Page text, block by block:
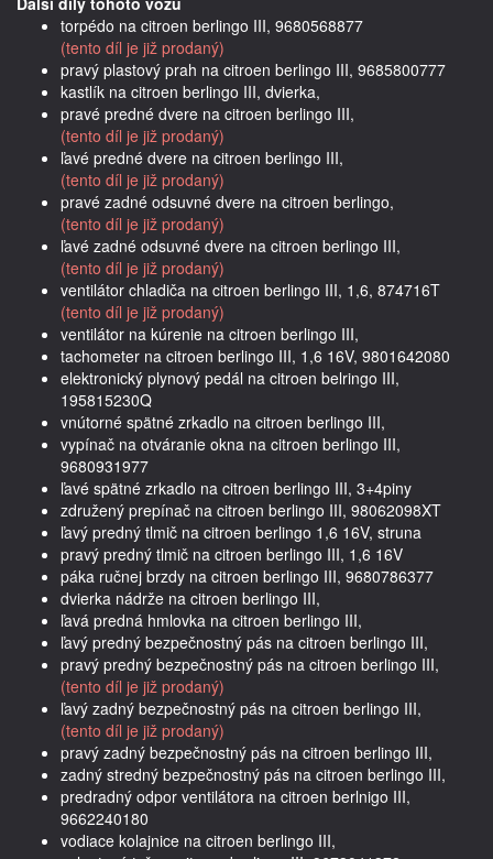
torpédo na citroen berlingo III, 9680568877
(tento díl je již prodaný)
pravý plastový prah na citroen berlingo III, 9685800777
kastlík na citroen berlingo III, dvierka,
pravé predné dvere na citroen berlingo III,
(tento díl je již prodaný)
ľavé predné dvere na citroen berlingo III,
(tento díl je již prodaný)
pravé zadné odsuvné dvere na citroen berlingo,
(tento díl je již prodaný)
ľavé zadné odsuvné dvere na citroen berlingo III,
(tento díl je již prodaný)
ventilátor chladiča na citroen berlingo III, 1,6, 874716T
(tento díl je již prodaný)
ventilátor na kúrenie na citroen berlingo III,
tachometer na citroen berlingo III, 1,6 16V, 9801642080
elektronický plynový pedál na citroen belringo III,
195815230Q
vnútorné spätné zrkadlo na citroen berlingo III,
vypínač na otváranie okna na citroen berlingo III,
9680931977
ľavé spätné zrkadlo na citroen berlingo III, 3+4piny
združený prepínač na citroen berlingo III, 98062098XT
ľavý predný tlmič na citroen berlingo 1,6 16V, struna
pravý predný tlmič na citroen berlingo III, 1,6 16V
páka ručnej brzdy na citroen berlingo III, 9680786377
dvierka nádrže na citroen berlingo III,
ľavá predná hmlovka na citroen berlingo III,
ľavý predný bezpečnostný pás na citroen berlingo III,
pravý predný bezpečnostný pás na citroen berlingo III,
(tento díl je již prodaný)
ľavý zadný bezpečnostný pás na citroen berlingo III,
(tento díl je již prodaný)
pravý zadný bezpečnostný pás na citroen berlingo III,
zadný stredný bezpečnostný pás na citroen berlingo III,
predradný odpor ventilátora na citroen berlnigo III,
9662240180
vodiace kolajnice na citroen berlingo III,